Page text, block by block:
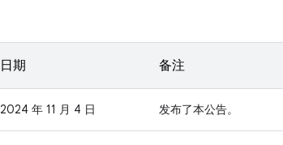
日期 备注
2024 年 11 月 4 日 发布了本公告。